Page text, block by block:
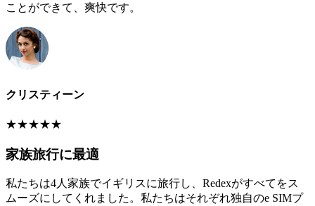
ことができて、爽快です。
クリスティーン
★★★★★
家族旅行に最適
私たちは4人家族でイギリスに旅行し、Redexがすべてをス
ムーズにしてくれました。私たちはそれぞれ独自のe SIMプ